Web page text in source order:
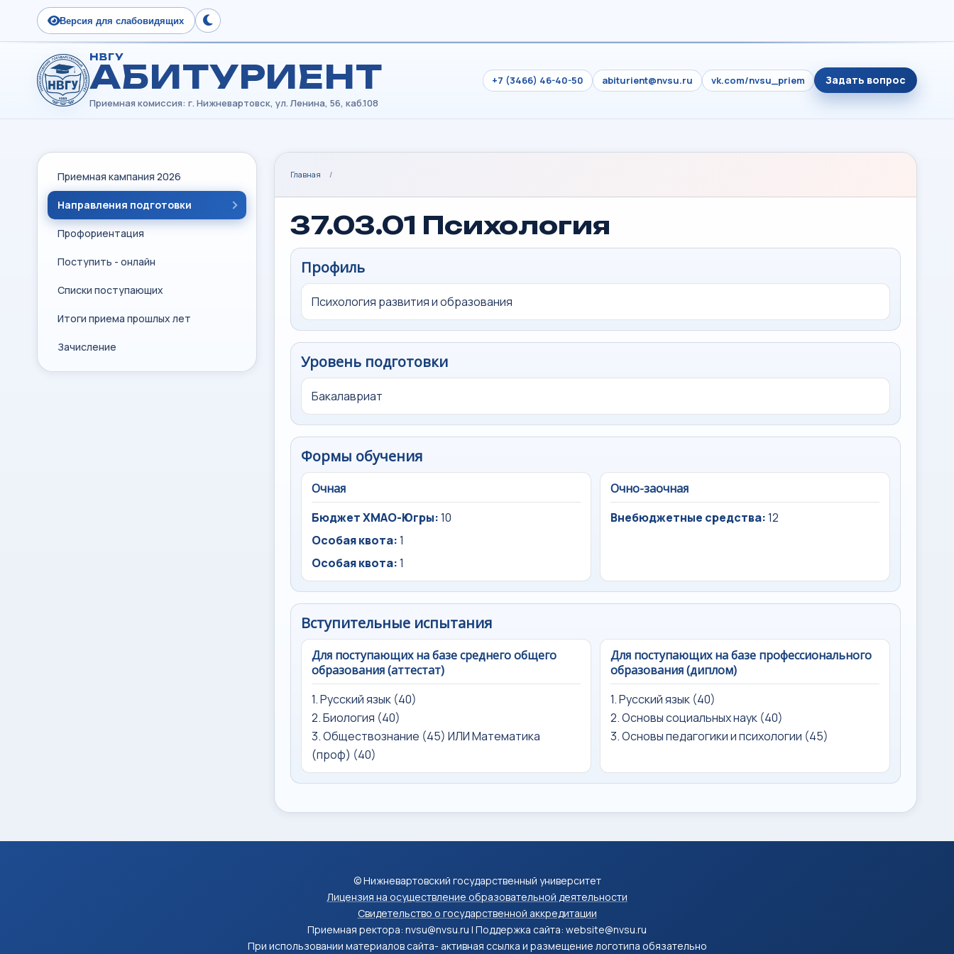
Версия для слабовидящих Сменить тему
НВГУ
АБИТУРИЕНТ +7 (3466) 46-40-50 abiturient@nvsu.ru vk.com/nvsu_priem Задать вопрос
Приемная кампания 2026
Направления подготовки
Профориентация
Поступить - онлайн
Списки поступающих
Итоги приема прошлых лет
Зачисление
Главная /
37.03.01 Психология
Профиль
Психология развития и образования
Уровень подготовки
Бакалавриат
Формы обучения
Очная
Бюджет ХМАО-Югры:10
Особая квота:1
Особая квота:1
Очно-заочная
Внебюджетные средства:12
Вступительные испытания
Для поступающих на базе среднего общего
образования (аттестат)
1. Русский язык (40)
2. Биология (40)
3. Обществознание (45) ИЛИ Математика
(проф) (40)
Для поступающих на базе профессионального
образования (диплом)
1. Русский язык (40)
2. Основы социальных наук (40)
3. Основы педагогики и психологии (45)
© Нижневартовский государственный университет
Лицензия на осуществление образовательной деятельности
Свидетельство о государственной аккредитации
Приемная ректора: nvsu@nvsu.ru | Поддержка сайта: website@nvsu.ru
При использовании материалов сайта- активная ссылка и размещение логотипа обязательно